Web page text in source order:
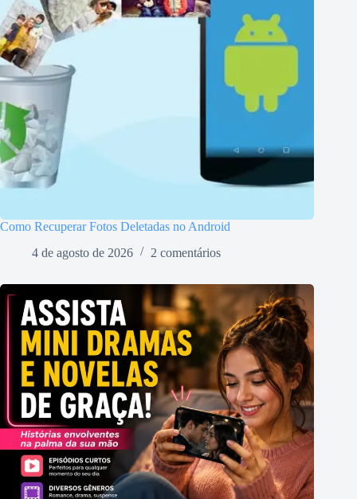
Como Recuperar Fotos Deletadas no Android
4 de agosto de 2026
2 comentários